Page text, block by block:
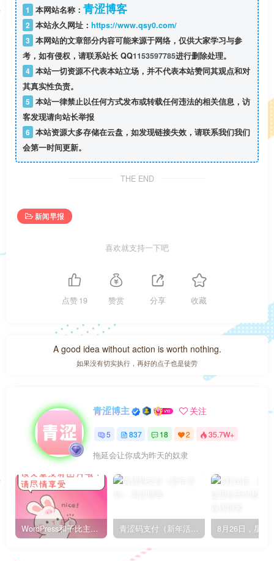
1 本网站名称： 青涩博客
2 本站永久网址： https://www.qsy0.com/
3 本网站的文章部分内容可能来源于网络，仅供大家学习与参
考，如有侵权，请联系站长 QQ1153597785进行删除处理。
4 本站一切资源不代表本站立场，并不代表本站赞同其观点和对
其真实性负责。
5 本站一律禁止以任何方式发布或转载任何违法的相关信息，访
客发现请向站长举报
6 本站资源大多存储在云盘，如发现链接失效，请联系我们我们
会第一时间更新。
THE END
新闻早报
喜欢就支持一下吧
点赞19 赞赏 分享 收藏
A good idea without action is worth nothing.
如果没有切实执行，再好的点子也是徒劳
青涩博主 关注
5 837 18 2 35.7W+
拖延会让你成为昨天的奴隶
WordPress和子比主题模板&网站美化方法教程-已更新到:23-01-8 青涩码支付（新年活动）